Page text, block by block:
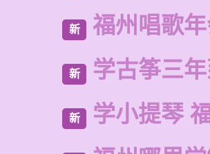
新 福州唱歌
新 学古筝三
新 学小提琴